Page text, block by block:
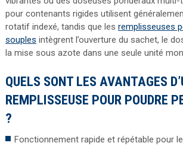
pour contenants rigides utilisent
rotatif indexé, tandis que les remplisseuses
souples intègrent l’ouverture du sachet, le
la mise sous azote dans une seule unité
QUELS SONT LES AVANTAGES
REMPLISSEUSE POUR POUDRE
?
Fonctionnement rapide et répétable pour